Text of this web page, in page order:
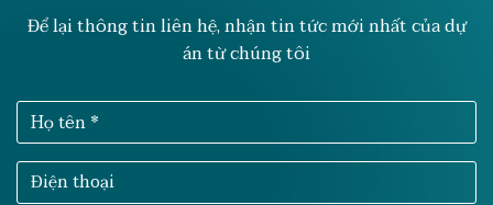
Để lại thông tin liên hệ, nhận tin tức mới nhất của dự
án từ chúng tôi